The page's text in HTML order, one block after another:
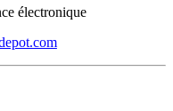
électronique